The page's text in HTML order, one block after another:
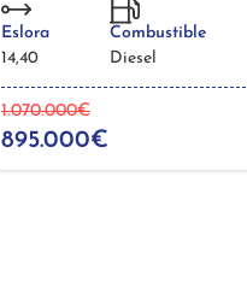
Eslora
14,40
Combustible
Diesel
1.070.000€
895.000€